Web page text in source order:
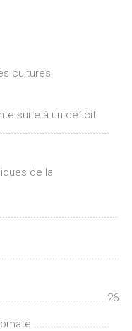
cultures
suite à un déficit
de la
26
...........................